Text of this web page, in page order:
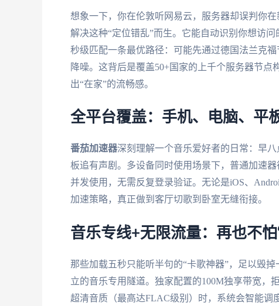
想象一下，你在伦敦听网易云，服务器却误判你
解决这种“定位错乱”而生。它能自动识别你想访
秒级匹配一条最优路径：可能先通过德国法兰克
降噪。这背后是覆盖50+国家的上千个服务器节
出“在家”的流畅感。
全平台覆盖：手机、电脑、平
番茄加速器深刻理解一个音乐爱好者的日常：早
板追有声剧。多设备同时使用场景下，普通加速
并发使用，无需反复登录验证。无论是iOS、
加速策略，真正做到客厅切歌到卧室无缝衔接。
音乐专线+无限流量：再也不怕
那些加载五秒只能听半句的“卡歌神器”，足以毁
立的音乐专用隧道。独家配置的100M独享带宽，
超清音质（最高达FLAC级别）时，系统会智能